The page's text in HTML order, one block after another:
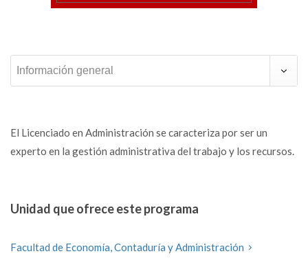
Información general
El Licenciado en Administración se caracteriza por ser un
experto en la gestión administrativa del trabajo y los recursos.
Unidad que ofrece este programa
Facultad de Economía, Contaduría y Administración